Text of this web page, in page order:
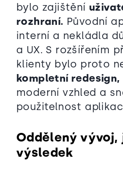
bylo zajištění
rozhraní. Původní
interní a nekládla
a UX. S rozšířením
klienty bylo proto
kompletní redesign,
moderní vzhled a
použitelnost
Oddělený
výsledek